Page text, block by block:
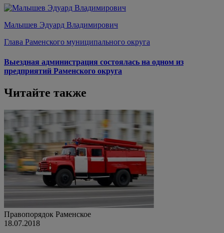
Малышев Эдуард Владимирович
Глава Раменского муниципального округа
Выездная администрация состоялась на одном из
предприятий Раменского округа
Читайте также
Правопорядок Раменское
18.07.2018